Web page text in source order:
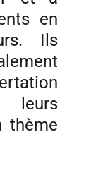
en
Ils
thème